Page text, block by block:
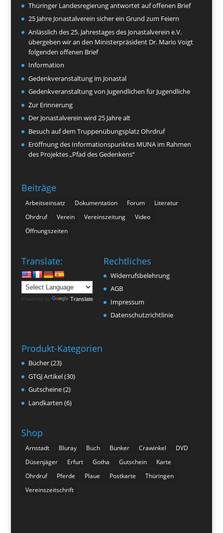
Thüringer Landesregierung antwortet auf offenen Brief
25 Jahre Jonastalverein sicher ein Grund zum Feiern
Anlässlich des 25. Jahrestages des Jonastalverein e.V.
übergeben wir an den Ministerpräsident Dr. Mario Voigt
folgenden offenen Brief
Information
Gedenkveranstaltung im Jonastal
Gedenkveranstaltung von Jugendlichen für Jugendliche
Zur Erinnerung
Der Jonastalverein wird 25 Jahre alt
Besuch auf dem Truppenübungsplatz Ohrdruf
Eröffnung des Informationspunktes MUNA im Rahmen
des Projektes „Pfad des Gedenkens“
Beiträge
Arbeitseinsatz Dokumentation Forum
Literatur
Ohrdruf
Verein Vereinszeitung
Video
Öffnungszeiten
Translate:
Powered by Translate
Rechtliches
Widerrufsbelehrung
AGB
Impressum
Datenschutzrichtlinie
Produkt-Kategorien
Bücher(23)
GTGJ Artikel(30)
Gutscheine(2)
Landkarten (6)
Shop
Arnstadt Bluray Buch Bunker Crawinkel
DVD
Düsenjäger
Erfurt Gotha Gutschein
Karte
Ohrdruf
Pferde Plaue Postkarte
Thüringen
Vereinszeitschrift